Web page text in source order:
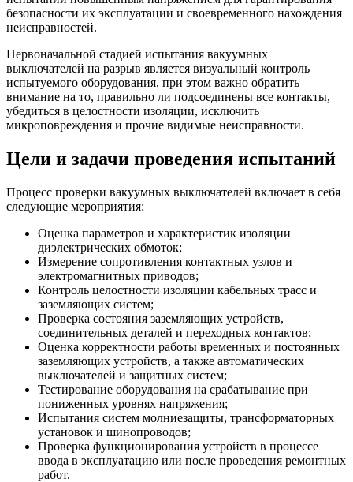
безопасности их эксплуатации и своевременного нахождения
неисправностей.
Первоначальной стадией испытания вакуумных
выключателей на разрыв является визуальный контроль
испытуемого оборудования, при этом важно обратить
внимание на то, правильно ли подсоединены все контакты,
убедиться в целостности изоляции, исключить
микроповреждения и прочие видимые неисправности.
Цели и задачи проведения испытаний
Процесс проверки вакуумных выключателей включает в себя
следующие мероприятия:
Оценка параметров и характеристик изоляции
диэлектрических обмоток;
Измерение сопротивления контактных узлов и
электромагнитных приводов;
Контроль целостности изоляции кабельных трасс и
заземляющих систем;
Проверка состояния заземляющих устройств,
соединительных деталей и переходных контактов;
Оценка корректности работы временных и постоянных
заземляющих устройств, а также автоматических
выключателей и защитных систем;
Тестирование оборудования на срабатывание при
пониженных уровнях напряжения;
Испытания систем молниезащиты, трансформаторных
установок и шинопроводов;
Проверка функционирования устройств в процессе
ввода в эксплуатацию или после проведения ремонтных
работ.